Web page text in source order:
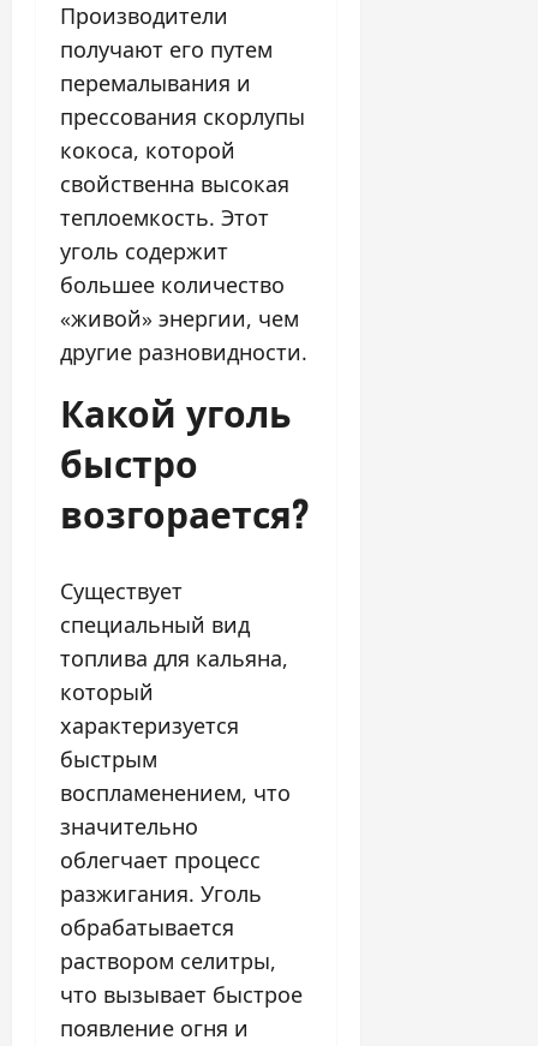
Производители
получают его путем
перемалывания и
прессования скорлупы
кокоса, которой
свойственна высокая
теплоемкость. Этот
уголь содержит
большее количество
«живой» энергии, чем
другие разновидности.
Какой уголь
быстро
возгорается?
Существует
специальный вид
топлива для кальяна,
который
характеризуется
быстрым
воспламенением, что
значительно
облегчает процесс
разжигания. Уголь
обрабатывается
раствором селитры,
что вызывает быстрое
появление огня и